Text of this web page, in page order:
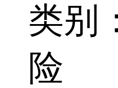
类别
险